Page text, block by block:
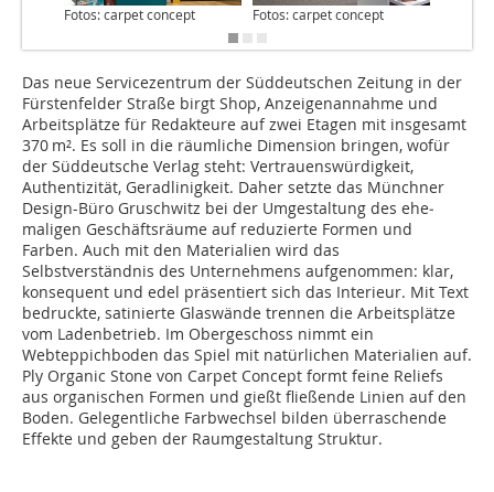
Fotos: carpet concept Fotos: carpet concept
Das neue Servicezentrum der Süddeutschen Zeitung in der
Fürstenfelder Straße birgt Shop, Anzeigenannahme und
Arbeitsplätze für Redakteure auf zwei Etagen mit insgesamt
370 m². Es soll in die räumliche Dimension bringen, wofür
der Süddeutsche Verlag steht: Vertrauenswürdigkeit,
Authentizität, Geradlinigkeit. Daher setzte das Münchner
Design-Büro Gruschwitz bei der Umgestaltung des ehe­
maligen Geschäftsräume auf reduzierte Formen und
Farben. Auch mit den Materialien wird das
Selbstverständnis des Unternehmens aufgenommen: klar,
konsequent und edel präsentiert sich das Interieur. Mit Text
bedruckte, satinierte Glas­wände trennen die Arbeitsplätze
vom Ladenbetrieb. Im Obergeschoss nimmt ein
Webteppichboden das Spiel mit natürlichen Materialien auf.
Ply Organic Stone von Carpet Concept formt feine Reliefs
aus organischen Formen und gießt fließende Linien auf den
Boden. Gelegentliche Farbwechsel bilden überraschende
Effekte und geben der Raum­gestaltung Struktur.